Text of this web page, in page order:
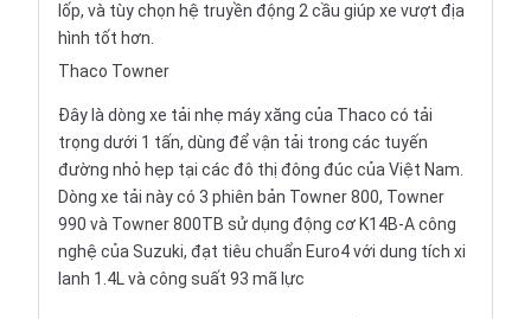
lốp, và tùy chọn hệ truyền động 2 cầu giúp xe vượt địa
hình tốt hơn.
Thaco Towner
Đây là dòng xe tải nhẹ máy xăng của Thaco có tải
trọng dưới 1 tấn, dùng để vận tải trong các tuyến
đường nhỏ hẹp tại các đô thị đông đúc của Việt Nam.
Dòng xe tải này có 3 phiên bản Towner800, Towner
990 và Towner 800TB sử dụng động cơ K14B-A công
nghệ củaSuzuki, đạt tiêu chuẩn Euro4 với dung tích xi
lanh 1.4L và công suất 93 mã lực